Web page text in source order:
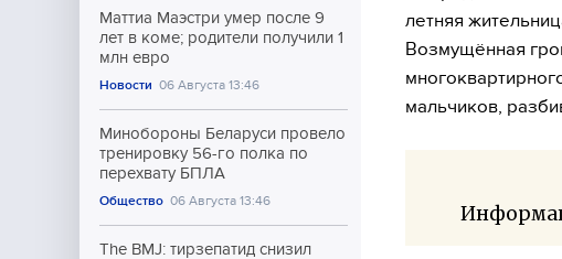
Маттиа Маэстри умер после 9
лет в коме; родители получили 1
млн евро
Новости 06 Августа 13:46
Минобороны Беларуси провело
тренировку 56-го полка по
перехвату БПЛА
Общество 06 Августа 13:46
The BMJ: тирзепатид снизил
летняя
Возмущённая
мальчиков,